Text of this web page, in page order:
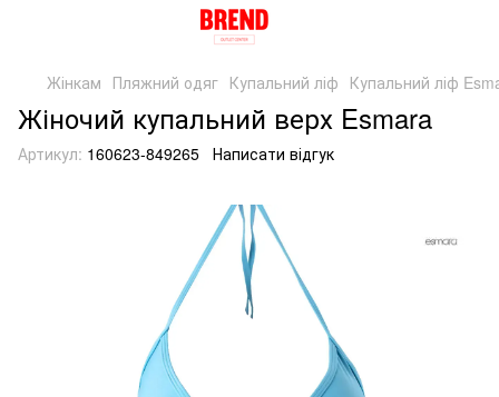
Жінкам Пляжний одяг Купальний ліф Купальний ліф
Жіночий купальний верх Esmara
Артикул: 160623-849265 Написати відгук